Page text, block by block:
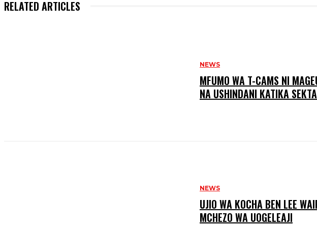
RELATED ARTICLES
NEWS
MFUMO WA T-CAMS NI
NA USHINDANI KATIKA
NEWS
UJIO WA KOCHA BEN LEE
MCHEZO WA UOGELEAJI